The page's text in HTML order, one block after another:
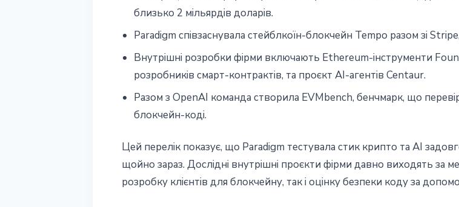
близько 2 мільярдів доларів.
Paradigm співзаснувала стейблкоїн-блокчейн Tempo разом зі
Внутрішні розробки фірми включають Ethereum-інструменти
розробників смарт-контрактів, та проєкт AI-агентів Centaur.
Разом з OpenAI команда створила EVMbench, бенчмарк, що
блокчейн-коді.
Цей перелік показує, що Paradigm тестувала стик крипто та AI
щойно зараз. Дослідні внутрішні проєкти фірми давно виходять за
розробку клієнтів для блокчейну, так і оцінку безпеки коду за